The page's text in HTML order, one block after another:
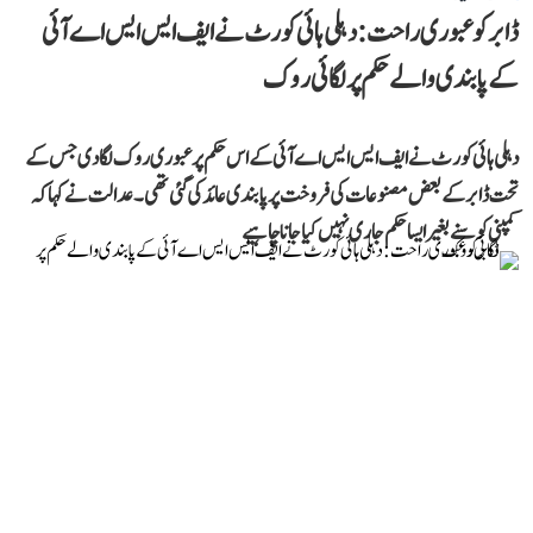
ڈابر کو عبوری راحت: دہلی ہائی کورٹ نے ایف ایس ایس اے آئی
کے پابندی والے حکم پر لگائی روک
دہلی ہائی کورٹ نے ایف ایس ایس اے آئی کے اس حکم پر عبوری روک لگا دی جس کے
تحت ڈابر کے بعض مصنوعات کی فروخت پر پابندی عائد کی گئی تھی۔ عدالت نے کہا کہ
کمپنی کو سنے بغیر ایسا حکم جاری نہیں کیا جانا چاہیے